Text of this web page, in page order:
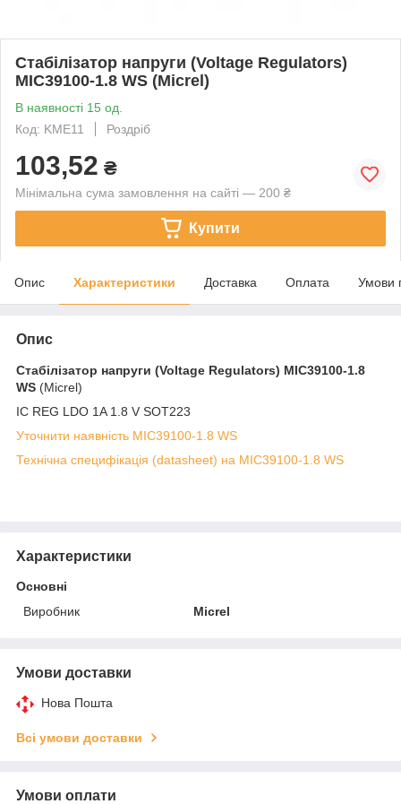
Стабілізатор напруги (Voltage Regulators)
MIC39100-1.8 WS (Micrel)
В наявності 15 од.
Код: KME11
Роздріб
103,52 ₴
Мінімальна сума замовлення на сайті — 200 ₴
Купити
Опис Характеристики Доставка Оплата Умови
Опис
Стабілізатор напруги (Voltage Regulators) MIC39100-1.8
WS (Micrel)
IC REG LDO 1A 1.8 V SOT223
Уточнити наявність MIC39100-1.8 WS
Технічна специфікація (datasheet) на MIC39100-1.8 WS
Характеристики
Основні
Виробник
Micrel
Умови доставки
Нова Пошта
Всі умови доставки
Умови оплати